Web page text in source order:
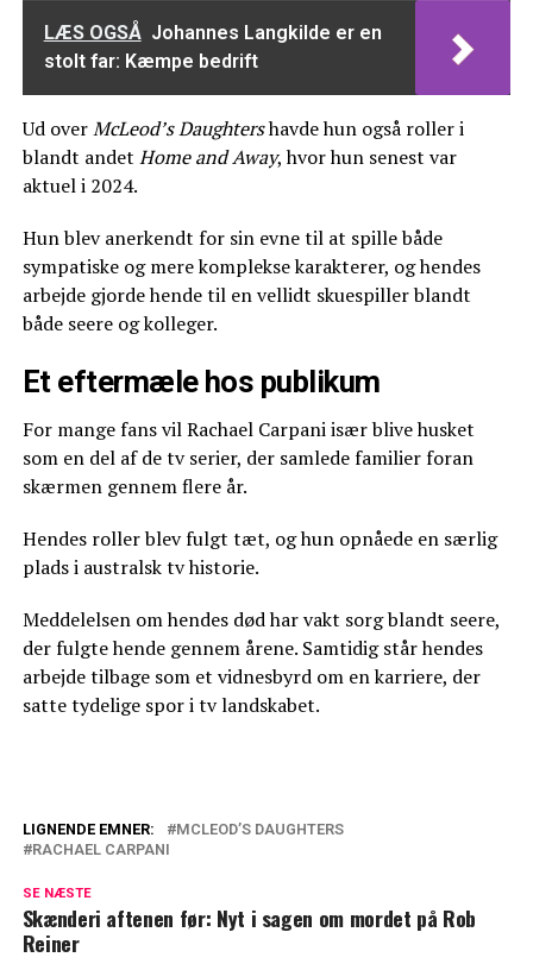
LÆS OGSÅ Johannes Langkilde er en
stolt far: Kæmpe bedrift
Ud overMcLeod’s Daughtershavde hun også roller i
blandt andet Home and Away, hvor hun senest var
aktuel i 2024.
Hun blev anerkendt for sin evne til at spille både
sympatiske og mere komplekse karakterer, og hendes
arbejde gjorde hende til en vellidt skuespiller blandt
både seere og kolleger.
Et eftermæle hos publikum
For mange fans vil Rachael Carpani især blive husket
som en del af de tv serier, der samlede familier foran
skærmen gennem flere år.
Hendes roller blev fulgt tæt, og hun opnåede en særlig
plads i australsk tv historie.
Meddelelsen om hendes død har vakt sorg blandt seere,
der fulgte hende gennem årene. Samtidig står hendes
arbejde tilbage som et vidnesbyrd om en karriere, der
satte tydelige spor i tv landskabet.
Så meget tjener Mascha Vang hver måned
Dansk musiker hitter i Kina: Ligger
nummer et
LIGNENDE EMNER:
MCLEOD’S DAUGHTERS
RACHAEL CARPANI
SE NÆSTE
Skænderi aftenen før: Nyt i sagen om mordet på Rob
Reiner